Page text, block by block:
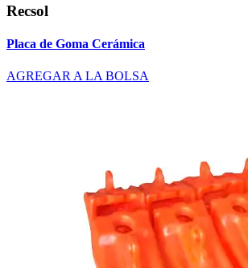
Recsol
Placa de Goma Cerámica
AGREGAR A LA BOLSA